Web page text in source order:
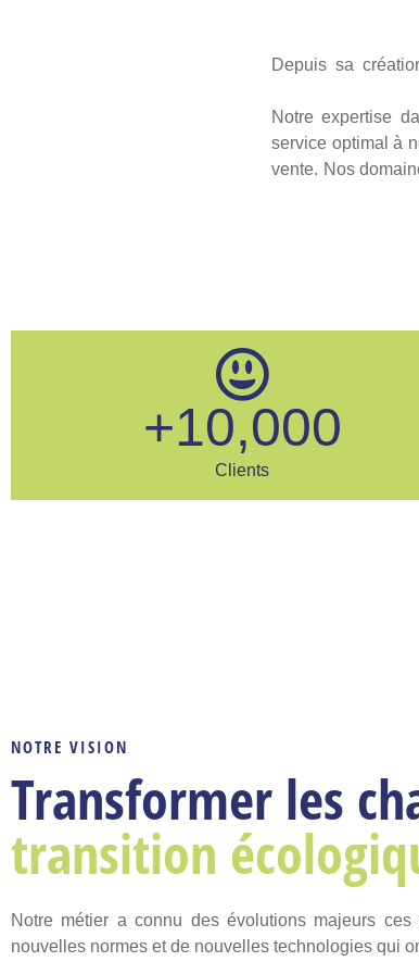
Depuis sa
Notre expertise
service optimal à
vente. Nos
Clients
+10,000
NOTRE VISION
Transformer les
transition
Notre métier a connu des évolutions majeurs
nouvelles normes et de nouvelles technologies qui